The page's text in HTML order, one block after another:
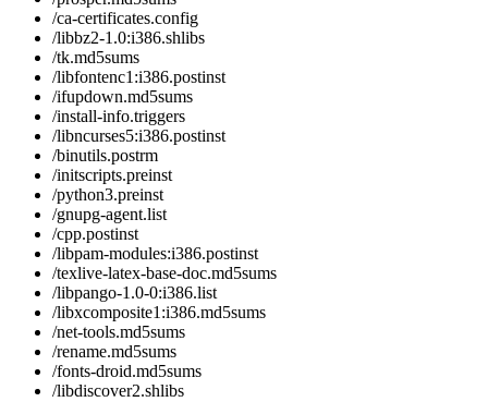
/ca-certificates.config
/libbz2-1.0:i386.shlibs
/tk.md5sums
/libfontenc1:i386.postinst
/ifupdown.md5sums
/install-info.triggers
/libncurses5:i386.postinst
/binutils.postrm
/initscripts.preinst
/python3.preinst
/gnupg-agent.list
/cpp.postinst
/libpam-modules:i386.postinst
/texlive-latex-base-doc.md5sums
/libpango-1.0-0:i386.list
/libxcomposite1:i386.md5sums
/net-tools.md5sums
/rename.md5sums
/fonts-droid.md5sums
/libdiscover2.shlibs